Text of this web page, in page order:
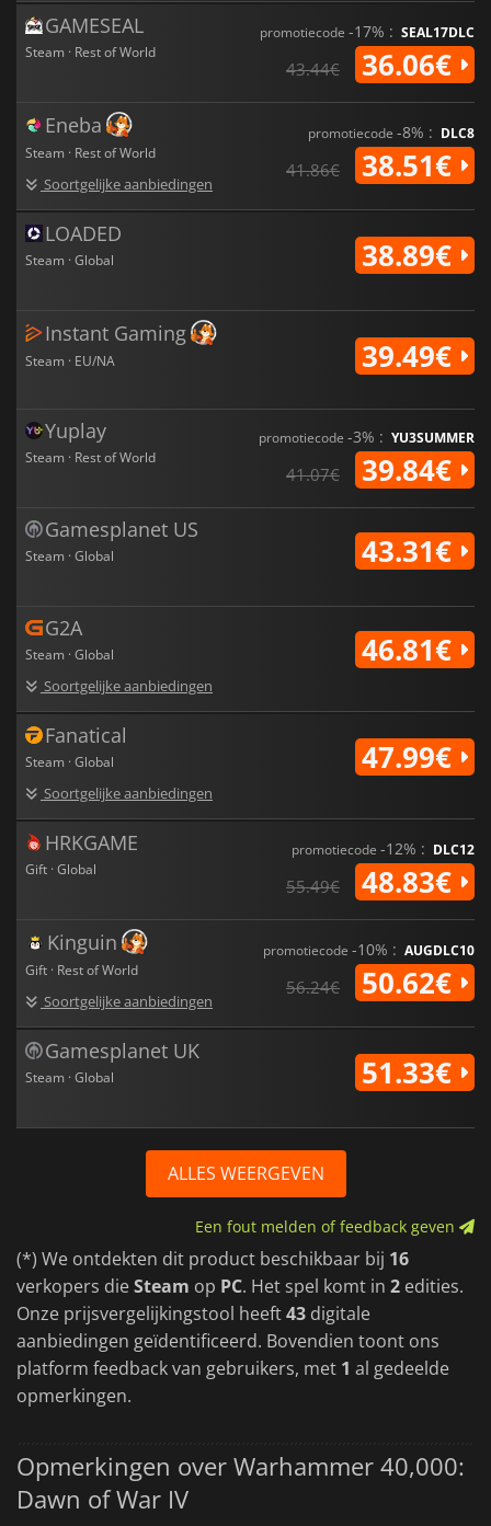
GAMESEAL
Steam · Rest of World
promotiecode -17% : SEAL17DLC
43.44€ 36.06€
Eneba
Steam · Rest of World
Soortgelijke aanbiedingen
promotiecode -8% : DLC8
41.86€ 38.51€
LOADED
Steam · Global 38.89€
Instant Gaming
Steam · EU/NA 39.49€
Yuplay
Steam · Rest of World
promotiecode -3% : YU3SUMMER
41.07€ 39.84€
Gamesplanet US
Steam · Global 43.31€
G2A
Steam · Global
Soortgelijke aanbiedingen
46.81€
Fanatical
Steam · Global
Soortgelijke aanbiedingen
47.99€
HRKGAME
Gift · Global
promotiecode -12% : DLC12
55.49€ 48.83€
Kinguin
Gift · Rest of World
Soortgelijke aanbiedingen
promotiecode -10% : AUGDLC10
56.24€ 50.62€
Gamesplanet UK
Steam · Global 51.33€
ALLES WEERGEVEN
Een fout melden of feedback geven
(*) We ontdekten dit product beschikbaar bij 16
verkopers dieSteam op PC. Het spel komt in 2 edities.
Onze prijsvergelijkingstool heeft43 digitale
aanbiedingen geïdentificeerd. Bovendien toont ons
platform feedback van gebruikers, met 1 al gedeelde
opmerkingen.
Opmerkingen over Warhammer 40,000:
Dawn of War IV